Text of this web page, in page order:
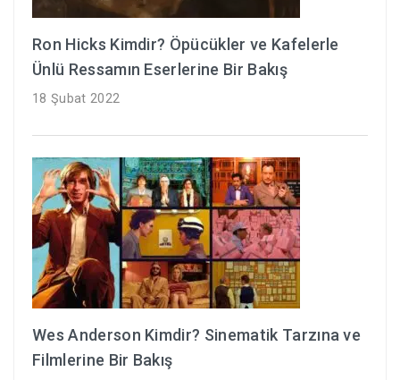
Ron Hicks Kimdir? Öpücükler ve Kafelerle
Ünlü Ressamın Eserlerine Bir Bakış
18 Şubat 2022
Wes Anderson Kimdir? Sinematik Tarzına ve
Filmlerine Bir Bakış